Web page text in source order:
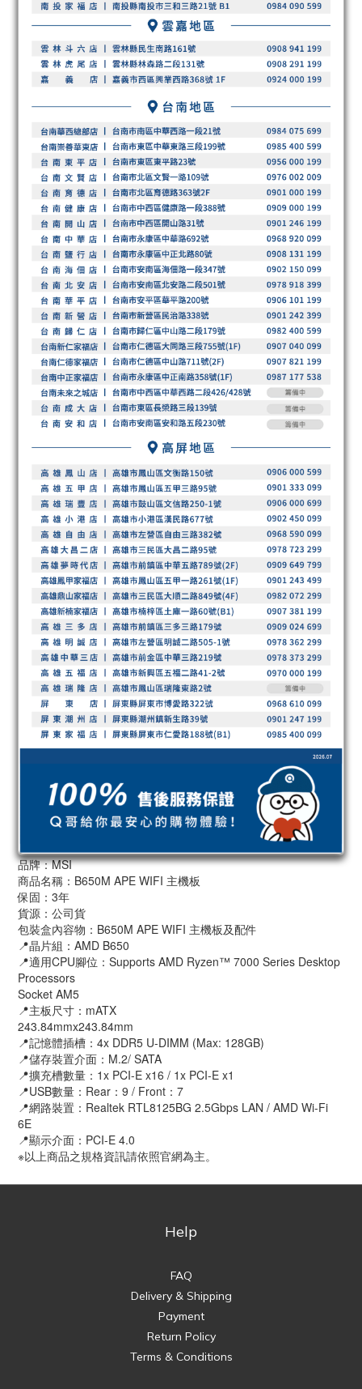
品牌：MSI
商品名稱：B650M APE WIFI 主機板
保固：3年
貨源：公司貨
包裝盒內容物：B650M APE WIFI 主機板及配件
📍晶片組：AMD B650
📍適用CPU腳位：Supports AMD Ryzen™ 7000 Series Desktop
Processors
Socket AM5
📍主板尺寸：mATX
243.84mmx243.84mm
📍記憶體插槽：4x DDR5 U-DIMM (Max: 128GB)
📍儲存裝置介面：M.2/ SATA
📍擴充槽數量：1x PCI-E x16 / 1x PCI-E x1
📍USB數量：Rear：9 / Front：7
📍網路裝置：Realtek RTL8125BG 2.5Gbps LAN / AMD Wi-Fi
6E
📍顯示介面：PCI-E 4.0
※以上商品之規格資訊請依照官網為主。
Help
FAQ
Delivery & Shipping
Payment
Return Policy
Terms & Conditions